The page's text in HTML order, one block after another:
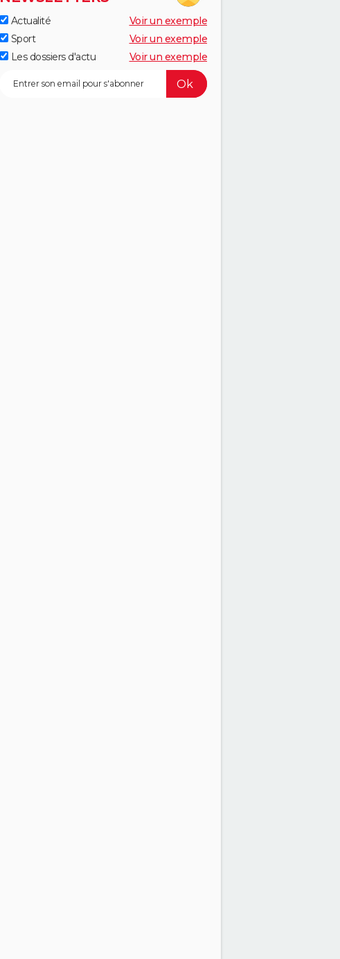
Actualité
Voir un exemple
Sport
Voir un exemple
Les dossiers d'actu
Voir un exemple